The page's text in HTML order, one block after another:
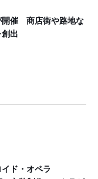
開催 商店街や路地な
出
ド・オペラ